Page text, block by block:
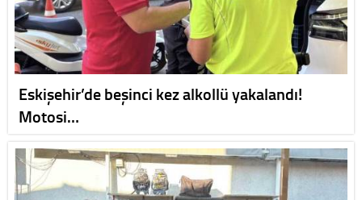
Eskişehir’de beşinci kez alkollü yakalandı!
Motosi…